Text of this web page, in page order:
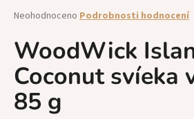
Průměrné
produktu
je
0,0
z
5
hvězdiček.
Neohodnoceno Podrobnosti hodnocení
WoodWick
Coconut svíeka
85 g
a
j
í
t
?